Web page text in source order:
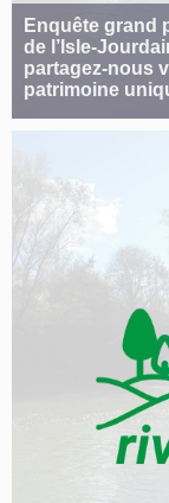
Enquête grand
de l’Isle-
partagez-nous
patrimoine